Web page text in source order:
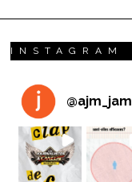
INSTAGRAM
@ajm_jam_